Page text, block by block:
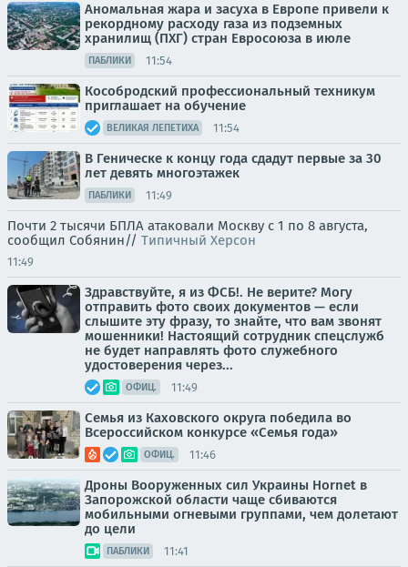
Аномальная жара и засуха в Европе привели к
рекордному расходу газа из подземных
хранилищ (ПХГ) стран Евросоюза в июле
ПАБЛИКИ 11:54
Кособродский профессиональный техникум
приглашает на обучение
ВЕЛИКАЯ ЛЕПЕТИХА 11:54
В Геническе к концу года сдадут первые за 30
лет девять многоэтажек
ПАБЛИКИ 11:49
Почти 2 тысячи БПЛА атаковали Москву с 1 по 8 августа,
сообщил Собянин// Типичный Херсон
11:49
Здравствуйте, я из ФСБ!. Не верите? Могу
отправить фото своих документов — если
слышите эту фразу, то знайте, что вам звонят
мошенники! Настоящий сотрудник спецслужб
не будет направлять фото служебного
удостоверения через...
ОФИЦ. 11:49
Семья из Каховского округа победила во
Всероссийском конкурсе «Семья года»
ОФИЦ. 11:46
Дроны Вооруженных сил Украины Hornet в
Запорожской области чаще сбиваются
мобильными огневыми группами, чем долетают
до цели
ПАБЛИКИ 11:41